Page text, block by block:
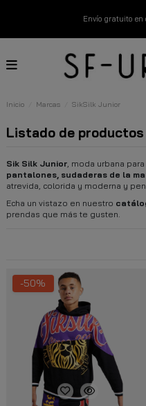
Envío gratuito
Nuevos
Inicio Marcas SikSilk Junior
Listado de
Sik Silk Junior , moda urbana
pantalones, sudaderas de la
atrevida, colorida y moderna y
Echa un vistazo en nuestro
prendas que más te gusten.
-50%